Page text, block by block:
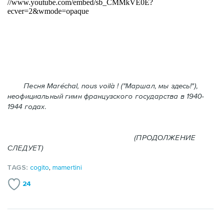
Песня Maréchal, nous voilà ! ("Маршал, мы здесь!"),
неофициальный гимн французского государства в 1940-
1944 годах.
(ПРОДОЛЖЕНИЕ
СЛЕДУЕТ)
TAGS:cogito, mamertini
24